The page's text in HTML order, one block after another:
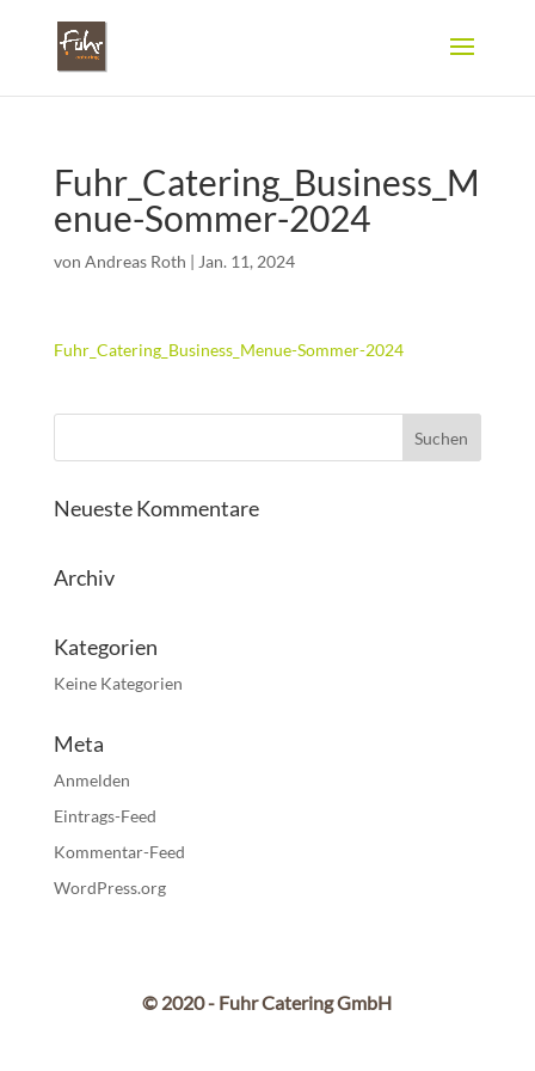
Fuhr_Catering_Business_M
enue-Sommer-2024
von Andreas Roth | Jan. 11, 2024
Fuhr_Catering_Business_Menue-Sommer-2024
Neueste Kommentare
Archiv
Kategorien
Keine Kategorien
Meta
Anmelden
Eintrags-Feed
Kommentar-Feed
WordPress.org
© 2020 - Fuhr Catering GmbH